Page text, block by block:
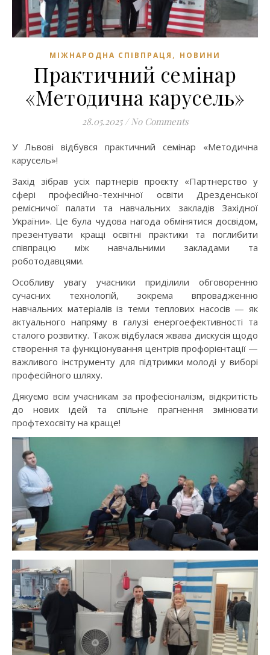
МІЖНАРОДНА СПІВПРАЦЯ , НОВИНИ
Практичний семінар
«Методична карусель»
28.05.2025 / No Comments
У Львові відбувся практичний семінар «Методична
карусель»!
Захід зібрав усіх партнерів проєкту «Партнерство у
сфері професійно-технічної освіти Дрезденської
ремісничої палати та навчальних закладів Західної
України». Це була чудова нагода обмінятися досвідом,
презентувати кращі освітні практики та поглибити
співпрацю між навчальними закладами та
роботодавцями.
Особливу увагу учасники приділили обговоренню
сучасних технологій, зокрема впровадженню
навчальних матеріалів із теми теплових насосів — як
актуального напряму в галузі енергоефективності та
сталого розвитку. Також відбулася жвава дискусія щодо
створення та функціонування центрів профорієнтації —
важливого інструменту для підтримки молоді у виборі
професійного шляху.
Дякуємо всім учасникам за професіоналізм, відкритість
до нових ідей та спільне прагнення змінювати
профтехосвіту на краще!